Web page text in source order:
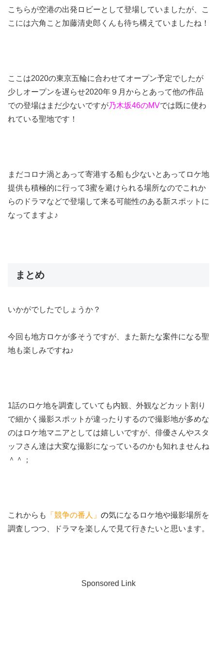
こちらが空港の出発ロビーとして登場していましたが、こ
こには六角こと加藤清史郎くんも待ち構えていましたね！
ここは2020の東京五輪に合わせてオープン予定でしたが
少しオープンを遅らせ2020年９月からとあって他の作品
での登場はまだ少ないですが乃木坂46のMVでは既に使わ
れている聖地です！
まだコロナ渦とあって寄港する船も少ないとあってロケ地
提供も積極的に行って3蜜を避けられる場所なのでこれか
らのドラマなどで登場して来る可能性のある新スポットに
なってますよ♪
まとめ
いかがでしたでしょうか？
今回も地方ロケが多そうですが、また新たな案件になる聖
地も楽しみですね♪
1話のロケ地を調査していても内観、外観などカット割り
で細かく撮影スポットが違ったりするので撮影地が多めな
のはロケ地マニアとしては嬉しいですが、俳優さんやスタ
ッフさん達は大変な撮影になっているのかも知れませんね
＾＾；
これからも 「競争の番人」 の気になるロケ地や撮影場所を
調査しつつ、ドラマを楽しんで見て行きたいと思います。
Sponsored Link